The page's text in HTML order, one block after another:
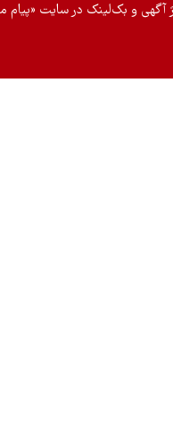
آگهی و بک‌لینک در سایت «پیام